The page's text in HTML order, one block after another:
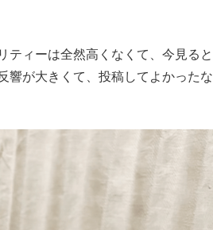
ィーは全然高くなくて、今見ると
響が大きくて、投稿してよかったな